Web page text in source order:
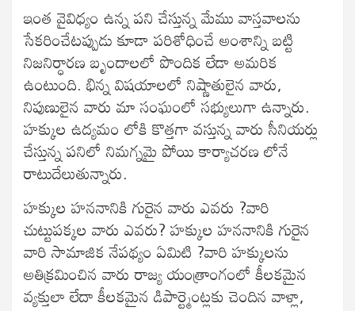
ఇంత వైవిధ్యం ఉన్న పని చేస్తున్న మేము వాస్తవాలను
సేకరించేటప్పుడు కూడా పరిశోధించే అంశాన్ని బట్టి
నిజనిర్ధారణ బృందాలలో పొందిక లేడా అమరిక
ఉంటుంది. భిన్న విషయాలలో నిష్ణాతులైన వారు,
నిపుణులైన వారు మా సంఘంలో సభ్యులుగా ఉన్నారు.
హక్కుల ఉద్యమం లోకి కొత్తగా వస్తున్న వారు సీనియర్లు
చేస్తున్న పనిలో నిమగ్నమై పోయి కార్యాచరణ లోనే
రాటుదేలుతున్నారు.
హక్కుల హననానికి గురైన వారు ఎవరు ?వారి
చుట్టుపక్కల వారు ఎవరు? హక్కుల హననానికి గురైన
వారి సామాజిక నేపథ్యం ఏమిటి ?వారి హక్కులను
అతిక్రమించిన వారు రాజ్య యంత్రాంగంలో కీలకమైన
వ్యక్తులా లేదా కీలకమైన డిపార్ట్మెంట్లకు చెందిన వాళ్లా,